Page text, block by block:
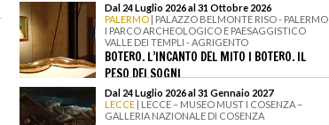
Dal 24 Luglio 2026 al 31 Ottobre 2026
PALERMO | PALAZZO BELMONTE RISO - PALERMO
I PARCO ARCHEOLOGICO E PAESAGGISTICO
VALLE DEI TEMPLI - AGRIGENTO
BOTERO. L’INCANTO DEL MITO I BOTERO. IL
PESO DEI SOGNI
Dal 24 Luglio 2026 al 31 Gennaio 2027
LECCE | LECCE – MUSEO MUST I COSENZA –
GALLERIA NAZIONALE DI COSENZA